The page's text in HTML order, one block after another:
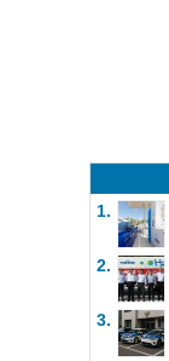
1.
2.
3.